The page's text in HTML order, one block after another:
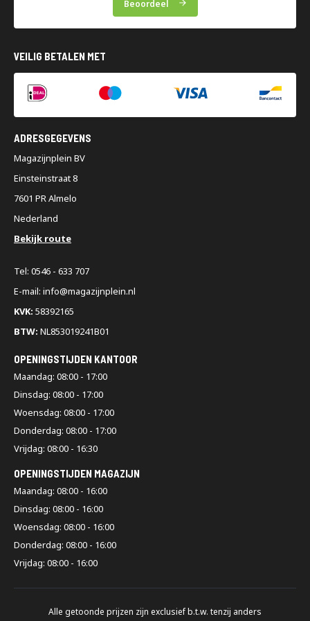
Beoordeel
VEILIG BETALEN MET
ADRESGEGEVENS
Magazijnplein BV
Einsteinstraat 8
7601 PR Almelo
Nederland
Bekijk route
Tel: 0546 - 633 707
E-mail: info@magazijnplein.nl
KVK: 58392165
BTW: NL853019241B01
OPENINGSTIJDEN KANTOOR
Maandag: 08:00 - 17:00
Dinsdag: 08:00 - 17:00
Woensdag: 08:00 - 17:00
Donderdag: 08:00 - 17:00
Vrijdag: 08:00 - 16:30
OPENINGSTIJDEN MAGAZIJN
Maandag: 08:00 - 16:00
Dinsdag: 08:00 - 16:00
Woensdag: 08:00 - 16:00
Donderdag: 08:00 - 16:00
Vrijdag: 08:00 - 16:00
Alle getoonde prijzen zijn exclusief b.t.w. tenzij anders